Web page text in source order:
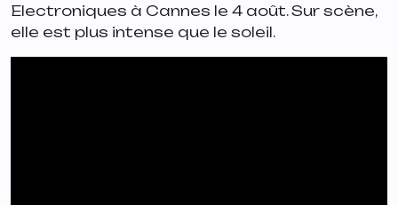
Electroniques à Cannes le 4 août. Sur scène,
elle est plus intense que le soleil.